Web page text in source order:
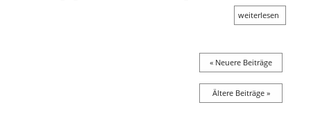
weiterlesen
« Neuere Beiträge
Ältere Beiträge »